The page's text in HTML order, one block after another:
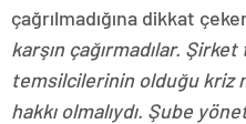
çağrılmadığına dikkat
karşın çağırmadılar.
temsilcilerinin olduğu kriz
hakkı olmalıydı. Şube